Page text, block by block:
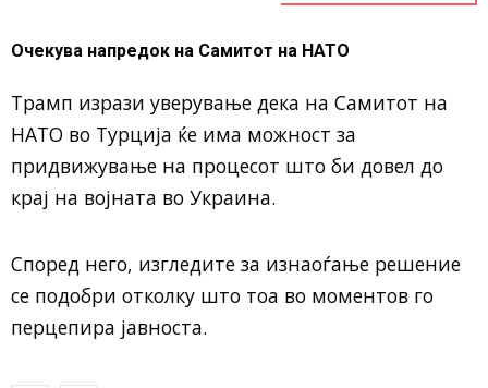
Очекува напредок на Самитот на НАТО
Трамп изрази уверување дека на Самитот на
НАТО во Турција ќе има можност за
придвижување на процесот што би довел до
крај на војната во Украина.
Според него, изгледите за изнаоѓање решение
се подобри отколку што тоа во моментов го
перцепира јавноста.